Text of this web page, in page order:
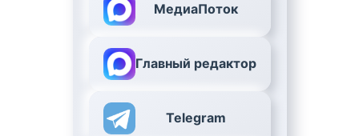
МедиаПоток
Главный редактор
Telegram